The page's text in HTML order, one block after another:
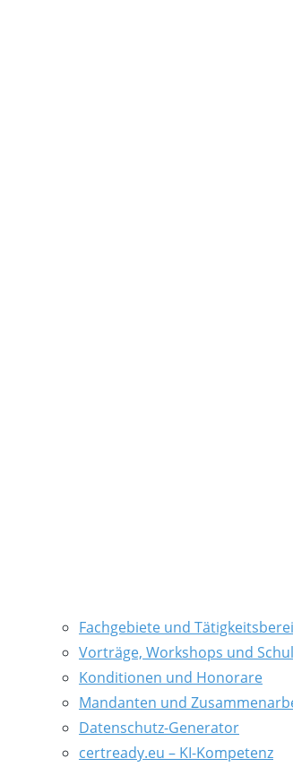
Fachgebiete und
Vorträge, Workshops und
Konditionen und Honorare
Mandanten und
Datenschutz-Generator
certready.eu – KI-Kompetenz